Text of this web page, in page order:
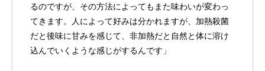
るのですが、その方法によってもまた味わいが変わっ
てきます。人によって好みは分かれますが、加熱殺菌
だと後味に甘みを感じて、非加熱だと自然と体に溶け
込んでいくような感じがするんです」